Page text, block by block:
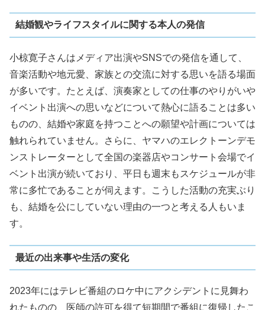
結婚観やライフスタイルに関する本人の発信
小椋寛子さんはメディア出演やSNSでの発信を通して、
音楽活動や地元愛、家族との交流に対する思いを語る場面
が多いです。たとえば、演奏家としての仕事のやりがいや
イベント出演への思いなどについて熱心に語ることは多い
ものの、結婚や家庭を持つことへの願望や計画については
触れられていません。さらに、ヤマハのエレクトーンデモ
ンストレーターとして全国の楽器店やコンサート会場でイ
ベント出演が続いており、平日も週末もスケジュールが非
常に多忙であることが伺えます。こうした活動の充実ぶり
も、結婚を公にしていない理由の一つと考える人もいま
す。
最近の出来事や生活の変化
2023年にはテレビ番組のロケ中にアクシデントに見舞わ
れたものの、医師の許可を得て短期間で番組に復帰したこ